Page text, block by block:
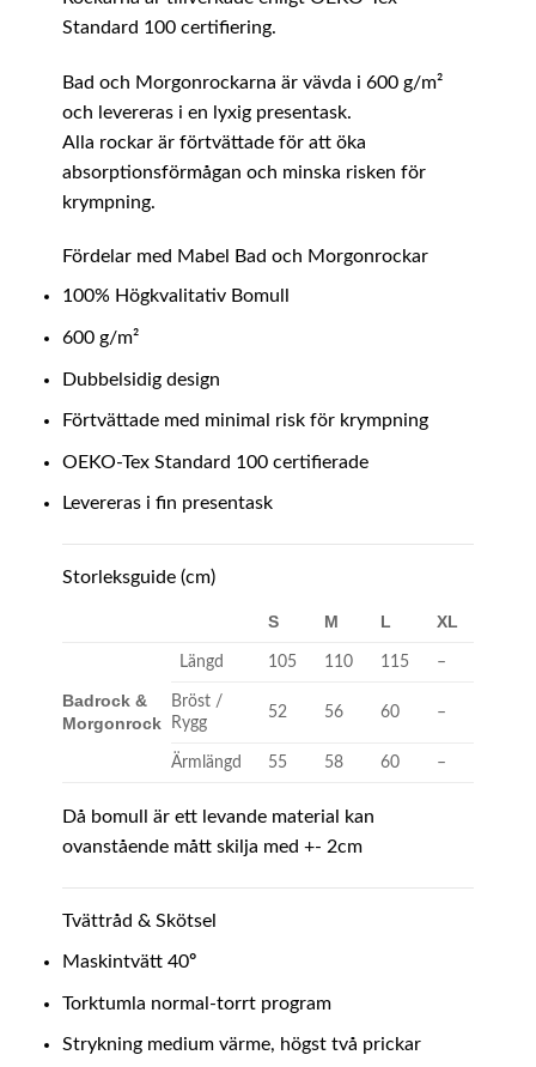
Standard 100 certifiering.
Bad och Morgonrockarna är vävda i 600 g/m²
och levereras i en lyxig presentask.
Alla rockar är förtvättade för att öka
absorptionsförmågan och minska risken för
krympning.
Fördelar med Mabel Bad och Morgonrockar
100% Högkvalitativ Bomull
600 g/m²
Dubbelsidig design
Förtvättade med minimal risk för krympning
OEKO-Tex Standard 100 certifierade
Levereras i fin presentask
Storleksguide (cm)
S M L XL
Badrock &
Morgonrock
Längd 105 110 115 –
Bröst /
Rygg
52 56 60 –
Ärmlängd 55 58 60 –
Då bomull är ett levande material kan
ovanstående mått skilja med +- 2cm
Tvättråd & Skötsel
Maskintvätt 40°
Torktumla normal-torrt program
Strykning medium värme, högst två prickar